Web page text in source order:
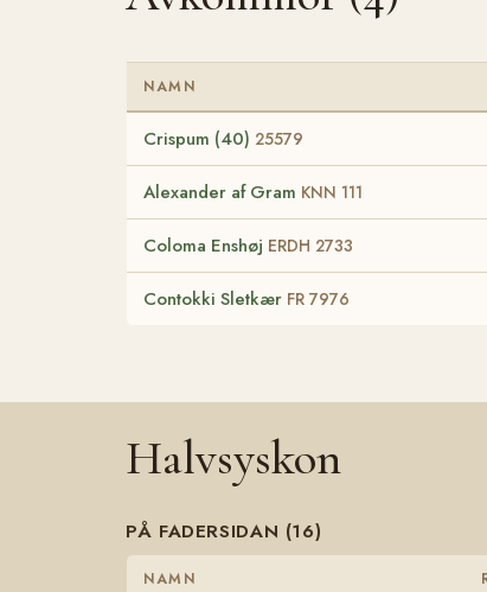
NAMN
Crispum (40) 25579
Alexander af Gram KNN 111
Coloma Enshøj ERDH 2733
Contokki Sletkær FR 7976
Halvsyskon
PÅ FADERSIDAN (16)
NAMN